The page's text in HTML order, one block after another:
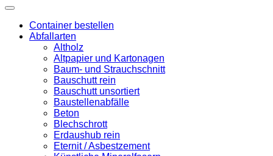
Container bestellen
Abfallarten
Altholz
Altpapier und Kartonagen
Baum- und Strauchschnitt
Bauschutt rein
Bauschutt unsortiert
Baustellenabfälle
Beton
Blechschrott
Erdaushub rein
Eternit / Asbestzement